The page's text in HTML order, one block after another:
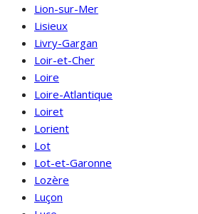
Lion-sur-Mer
Lisieux
Livry-Gargan
Loir-et-Cher
Loire
Loire-Atlantique
Loiret
Lorient
Lot
Lot-et-Garonne
Lozère
Luçon